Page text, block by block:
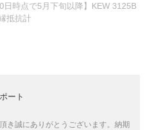
日時点で5月下旬以降】KEW 3125B
抵抗計
ート
き誠にありがとうございます。納期